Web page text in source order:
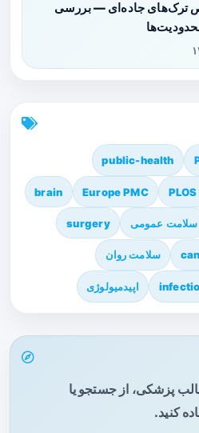
ترک‌های جاده‌ای — بررسی
public-health
Europe PMC
brain
سلامت عمومی surgery
سلامت روان
اپیدمیولوژی
پزشکی، از جستجو یا
کنید.